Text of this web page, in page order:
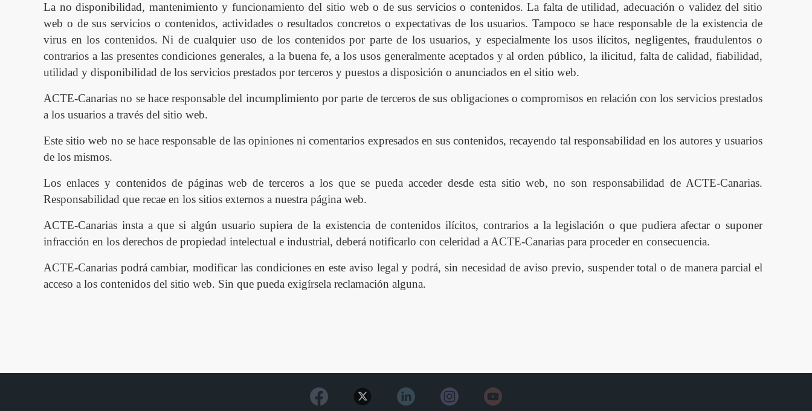
La no disponibilidad, mantenimiento y funcionamiento del sitio web o de sus servicios o contenidos. La falta de utilidad, adecuación o validez del sitio
web o de sus servicios o contenidos, actividades o resultados concretos o expectativas de los usuarios. Tampoco se hace responsable de la existencia de
virus en los contenidos. Ni de cualquier uso de los contenidos por parte de los usuarios, y especialmente los usos ilícitos, negligentes, fraudulentos o
contrarios a las presentes condiciones generales, a la buena fe, a los usos generalmente aceptados y al orden público, la ilicitud, falta de calidad, fiabilidad,
utilidad y disponibilidad de los servicios prestados por terceros y puestos a disposición o anunciados en el sitio web.
ACTE-Canarias no se hace responsable del incumplimiento por parte de terceros de sus obligaciones o compromisos en relación con los servicios prestados
a los usuarios a través del sitio web.
Este sitio web no se hace responsable de las opiniones ni comentarios expresados en sus contenidos, recayendo tal responsabilidad en los autores y usuarios
de los mismos.
Los enlaces y contenidos de páginas web de terceros a los que se pueda acceder desde esta sitio web, no son responsabilidad de ACTE-Canarias.
Responsabilidad que recae en los sitios externos a nuestra página web.
ACTE-Canarias insta a que si algún usuario supiera de la existencia de contenidos ilícitos, contrarios a la legislación o que pudiera afectar o suponer
infracción en los derechos de propiedad intelectual e industrial, deberá notificarlo con celeridad a ACTE-Canarias para proceder en consecuencia.
ACTE-Canarias podrá cambiar, modificar las condiciones en este aviso legal y podrá, sin necesidad de aviso previo, suspender total o de manera parcial el
acceso a los contenidos del sitio web. Sin que pueda exigírsela reclamación alguna.